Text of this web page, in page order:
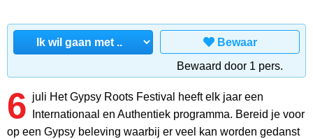
Bewaar
Bewaard door 1 pers.
6 juli Het Gypsy Roots Festival heeft elk jaar een
Internationaal en Authentiek programma. Bereid je voor
op een Gypsy beleving waarbij er veel kan worden gedanst